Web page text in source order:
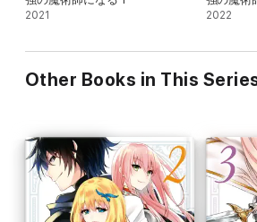
2021 2022
Other Books in This